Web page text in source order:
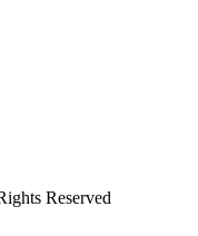
Reserved